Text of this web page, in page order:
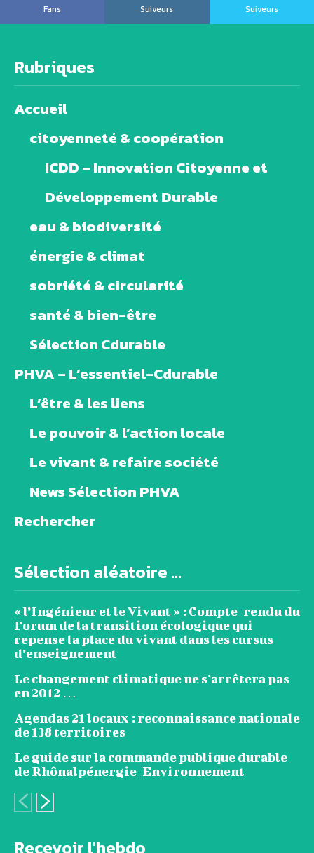
Fans
Suiveurs
Suiveurs
Rubriques
Accueil
citoyenneté & coopération
ICDD – Innovation Citoyenne et
Développement Durable
eau & biodiversité
énergie & climat
sobriété & circularité
santé & bien-être
Sélection Cdurable
PHVA – L’essentiel-Cdurable
L’être & les liens
Le pouvoir & l’action locale
Le vivant & refaire société
News Sélection PHVA
Rechercher
Sélection aléatoire ...
« l’Ingénieur et le Vivant » : Compte-rendu du
Forum de la transition écologique qui
repense la place du vivant dans les cursus
d’enseignement
Le changement climatique ne s’arrêtera pas
en 2012 …
Agendas 21 locaux : reconnaissance nationale
de 138 territoires
Le guide sur la commande publique durable
de Rhônalpénergie-Environnement
Recevoir l'hebdo